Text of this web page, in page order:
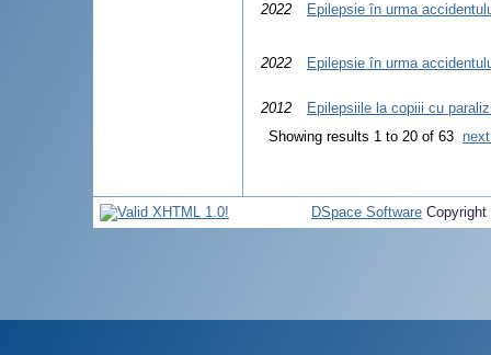
2022 Epilepsie în urma
2022 Epilepsie în urma
2012
Epilepsiile la copiii cu
Showing results 1 to 20 of 63
DSpace Software